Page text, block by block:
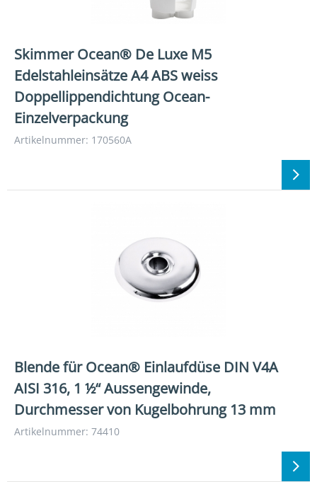
Skimmer Ocean® De Luxe M5
Edelstahleinsätze A4 ABS weiss
Doppellippendichtung Ocean-
Einzelverpackung
Artikelnummer: 170560A
Blende für Ocean® Einlaufdüse DIN V4A
AISI 316, 1 ½“ Aussengewinde,
Durchmesser von Kugelbohrung 13 mm
Artikelnummer: 74410